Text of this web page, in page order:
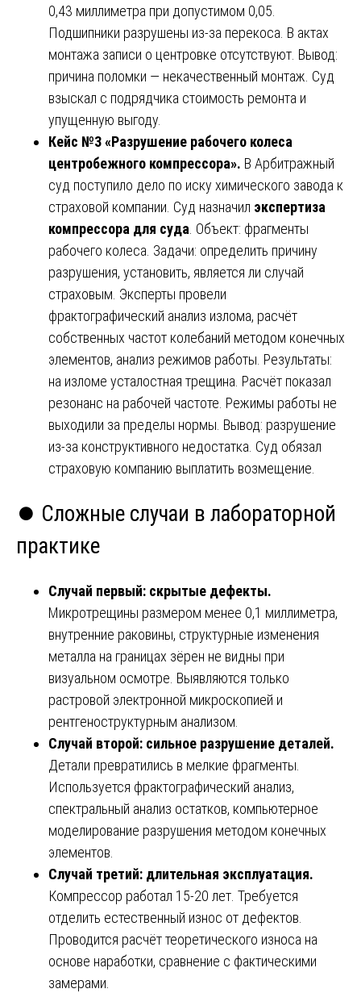
0,43 миллиметра при допустимом 0,05.
Подшипники разрушены из-за перекоса. В актах
монтажа записи о центровке отсутствуют. Вывод:
причина поломки — некачественный монтаж. Суд
взыскал с подрядчика стоимость ремонта и
упущенную выгоду.
Кейс №3 «Разрушение рабочего колеса
центробежного компрессора». В Арбитражный
суд поступило дело по иску химического завода к
страховой компании. Суд назначил экспертиза
компрессора для суда. Объект: фрагменты
рабочего колеса. Задачи: определить причину
разрушения, установить, является ли случай
страховым. Эксперты провели
фрактографический анализ излома, расчёт
собственных частот колебаний методом конечных
элементов, анализ режимов работы. Результаты:
на изломе усталостная трещина. Расчёт показал
резонанс на рабочей частоте. Режимы работы не
выходили за пределы нормы. Вывод: разрушение
из-за конструктивного недостатка. Суд обязал
страховую компанию выплатить возмещение.
⏺️ Сложные случаи в лабораторной
практике
Случай первый: скрытые дефекты.
Микротрещины размером менее 0,1 миллиметра,
внутренние раковины, структурные изменения
металла на границах зёрен не видны при
визуальном осмотре. Выявляются только
растровой электронной микроскопией и
рентгеноструктурным анализом.
Случай второй: сильное разрушение деталей.
Детали превратились в мелкие фрагменты.
Используется фрактографический анализ,
спектральный анализ остатков, компьютерное
моделирование разрушения методом конечных
элементов.
Случай третий: длительная эксплуатация.
Компрессор работал 15-20 лет. Требуется
отделить естественный износ от дефектов.
Проводится расчёт теоретического износа на
основе наработки, сравнение с фактическими
замерами.